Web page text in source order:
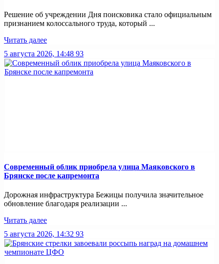
Решение об учреждении Дня поисковика стало официальным
признанием колоссального труда, который ...
Читать далее
5 августа 2026, 14:48 93
Современный облик приобрела улица Маяковского в
Брянске после капремонта
Дорожная инфраструктура Бежицы получила значительное
обновление благодаря реализации ...
Читать далее
5 августа 2026, 14:32 93